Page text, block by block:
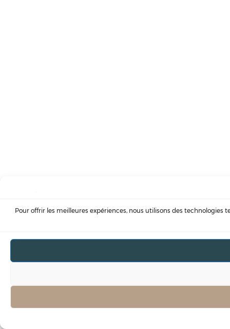
Pour offrir les meilleures expériences, nous utilisons des